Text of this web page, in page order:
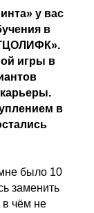
у вас
в
игры в
в
было 10
заменить
в чём не